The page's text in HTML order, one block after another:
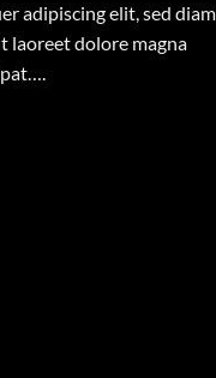
adipiscing elit, sed diam
laoreet dolore magna